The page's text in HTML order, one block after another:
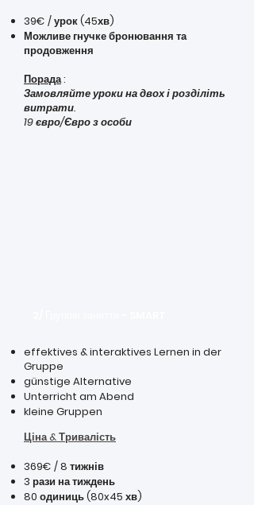
39€ / урок (45хв)
Можливе гнучке бронювання та
продовження
Порада:
Замовляйте уроки на двох і розділіть
витрати.
19 євро/Євро з особи
effektives & interaktives Lernen in der
Gruppe
günstige Alternative
Unterricht am Abend
kleine Gruppen
Ціна & Тривалість
369€ / 8 тижнів
3 рази на тиждень
80 одиниць (80x45 хв)